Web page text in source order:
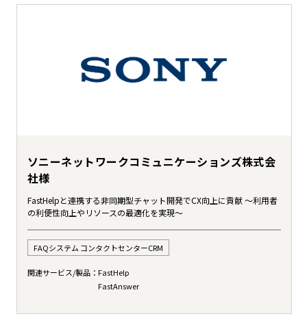
ソニーネットワークコミュニケーションズ株式会
社様
FastHelpと連携する非同期型チャット開発でCX向上に貢献 〜利用者
の利便性向上やリソースの最適化を実現〜
FAQシステム コンタクトセンターCRM
関連サービス/製品： FastHelp
FastAnswer